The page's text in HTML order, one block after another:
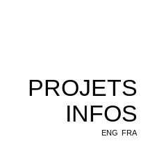
PROJETS
INFOS
ENG FRA